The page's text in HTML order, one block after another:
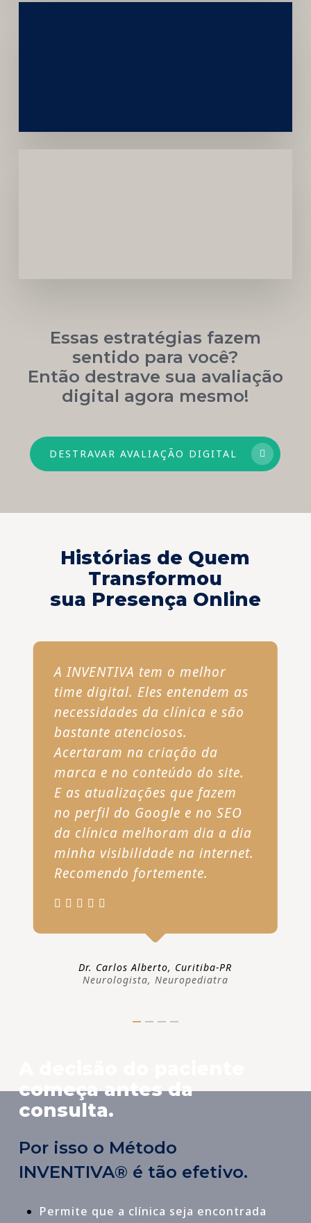
Essas estratégias fazem
sentido para você?
Então destrave sua avaliação
digital agora mesmo!
DESTRAVAR AVALIAÇÃO DIGITAL
Histórias de Quem
Transformou
sua Presença Online
A INVENTIVA tem o melhor
time digital. Eles entendem as
necessidades da clínica e são
bastante atenciosos.
Acertaram na criação da
marca e no conteúdo do site.
E as atualizações que fazem
no perfil do Google e no SEO
da clínica melhoram dia a dia
minha visibilidade na internet.
Recomendo fortemente.
Dr. Carlos Alberto, Curitiba-PR
Neurologista, Neuropediatra
começa antes da
consulta.
Por isso o Método
INVENTIVA® é tão efetivo.
Permite que a clínica seja encontrada